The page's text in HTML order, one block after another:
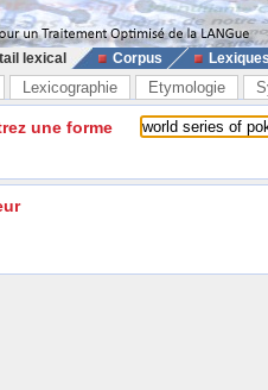
lexical Corpus
Lexicographie Etymologie
une forme